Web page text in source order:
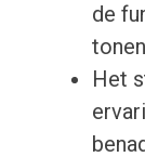
de
Het